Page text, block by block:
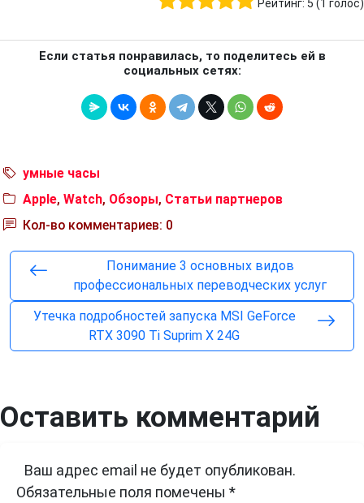
Рейтинг: 5 (1 голос)
Если статья понравилась, то поделитесь ей в
социальных сетях:
умные часы
Apple, Watch, Обзоры, Статьи партнеров
Кол-во комментариев: 0
Понимание 3 основных видов
профессиональных переводческих услуг
Утечка подробностей запуска MSI GeForce
RTX 3090 Ti Suprim X 24G
Оставить комментарий
Ваш адрес email не будет опубликован.
Обязательные поля помечены *